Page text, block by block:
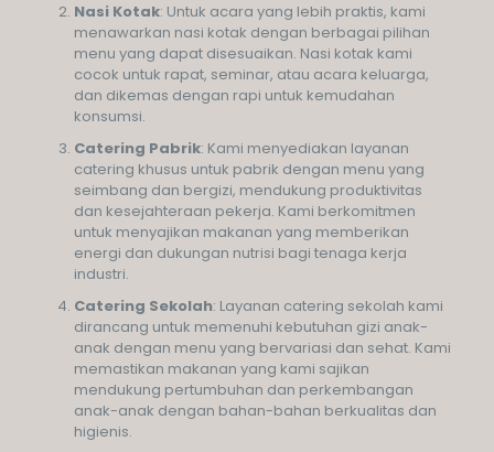
Nasi Kotak: Untuk acara yang lebih praktis, kami
menawarkan nasi kotak dengan berbagai pilihan
menu yang dapat disesuaikan. Nasi kotak kami
cocok untuk rapat, seminar, atau acara keluarga,
dan dikemas dengan rapi untuk kemudahan
konsumsi.
Catering Pabrik: Kami menyediakan layanan
catering khusus untuk pabrik dengan menu yang
seimbang dan bergizi, mendukung produktivitas
dan kesejahteraan pekerja. Kami berkomitmen
untuk menyajikan makanan yang memberikan
energi dan dukungan nutrisi bagi tenaga kerja
industri.
Catering Sekolah: Layanan catering sekolah kami
dirancang untuk memenuhi kebutuhan gizi anak-
anak dengan menu yang bervariasi dan sehat. Kami
memastikan makanan yang kami sajikan
mendukung pertumbuhan dan perkembangan
anak-anak dengan bahan-bahan berkualitas dan
higienis.